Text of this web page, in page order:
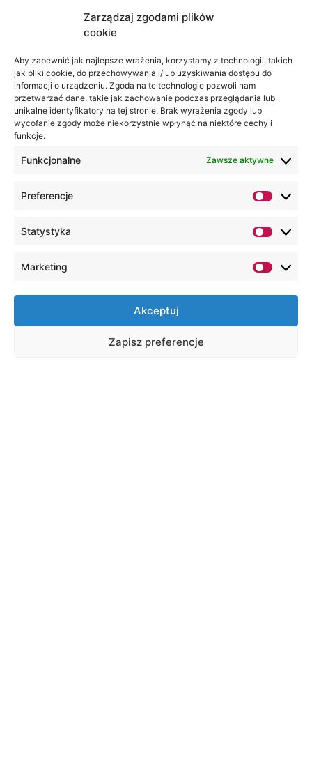
Zarządzaj zgodami plików
cookie
Aby zapewnić jak najlepsze wrażenia, korzystamy z technologii, takich
jak pliki cookie, do przechowywania i/lub uzyskiwania dostępu do
informacji o urządzeniu. Zgoda na te technologie pozwoli nam
przetwarzać dane, takie jak zachowanie podczas przeglądania lub
unikalne identyfikatory na tej stronie. Brak wyrażenia zgody lub
wycofanie zgody może niekorzystnie wpłynąć na niektóre cechy i
funkcje.
Funkcjonalne Zawsze aktywne
Preferencje
Statystyka
Marketing
Akceptuj
Zapisz preferencje
element współczesnego governance